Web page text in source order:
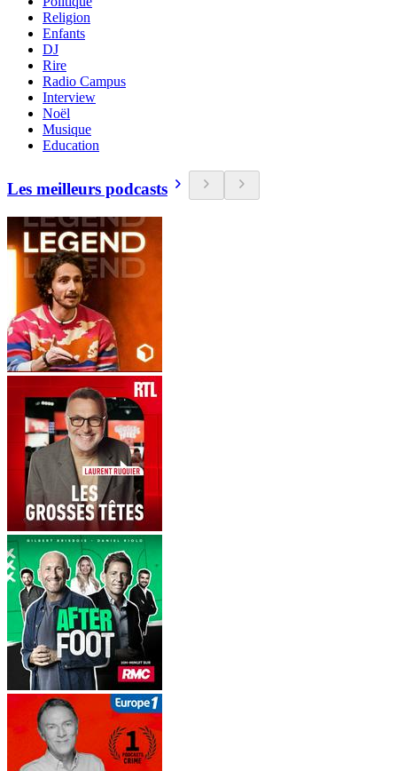
Religion
Enfants
DJ
Rire
Radio Campus
Interview
Noël
Musique
Education
Les meilleurs podcasts